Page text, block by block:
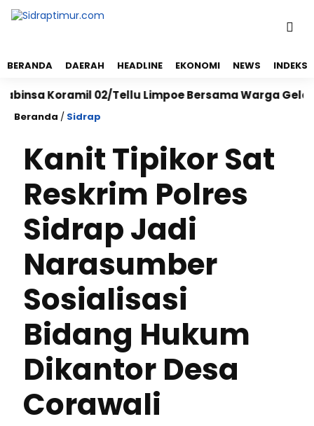
BERANDA DAERAH HEADLINE EKONOMI NEWS INDEKS
Koramil 02/Tellu Limpoe Bersama Warga Gelar
Beranda / Sidrap
Kanit Tipikor Sat
Reskrim Polres
Sidrap Jadi
Narasumber
Sosialisasi
Bidang Hukum
Dikantor Desa
Corawali